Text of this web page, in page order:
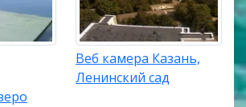
Веб камера Казань,
Ленинский сад